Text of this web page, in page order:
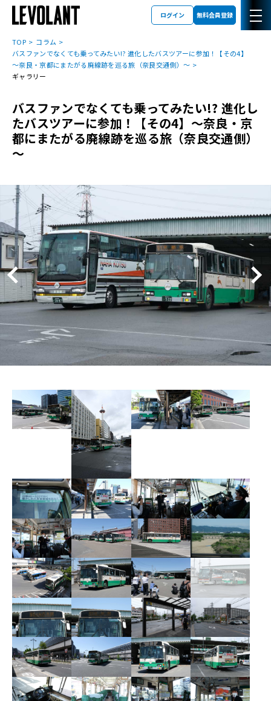
ログイン 無料会員登録
TOP
コラム
バスファンでなくても乗ってみたい!? 進化したバスツアーに参加！【その4】
～奈良・京都にまたがる廃線跡を巡る旅（奈良交通側）～
ギャラリー
バスファンでなくても乗ってみたい!? 進化し
たバスツアーに参加！【その4】～奈良・京
都にまたがる廃線跡を巡る旅（奈良交通側）
～